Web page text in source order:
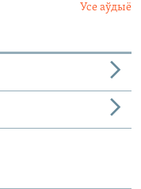
Усе аўдыё